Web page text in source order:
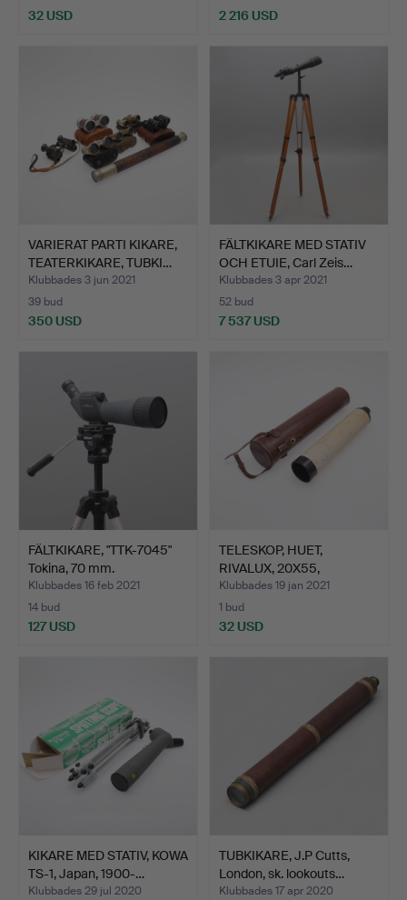
32 USD 2 216 USD
VARIERAT PARTI KIKARE,
TEATERKIKARE, TUBKI…
Klubbades 3 jun 2021
39 bud
350 USD
FÄLTKIKARE MED STATIV
OCH ETUIE, Carl Zeis…
Klubbades 3 apr 2021
52 bud
7 537 USD
FÄLTKIKARE, "TTK-7045"
Tokina, 70 mm.
Klubbades 16 feb 2021
14 bud
127 USD
TELESKOP, HUET,
RIVALUX, 20X55,
OMKRING 19…
Klubbades 19 jan 2021
1 bud
32 USD
KIKARE MED STATIV, KOWA
TS-1, Japan, 1900-…
Klubbades 29 jul 2020
TUBKIKARE, J.P Cutts,
London, sk. lookouts…
Klubbades 17 apr 2020